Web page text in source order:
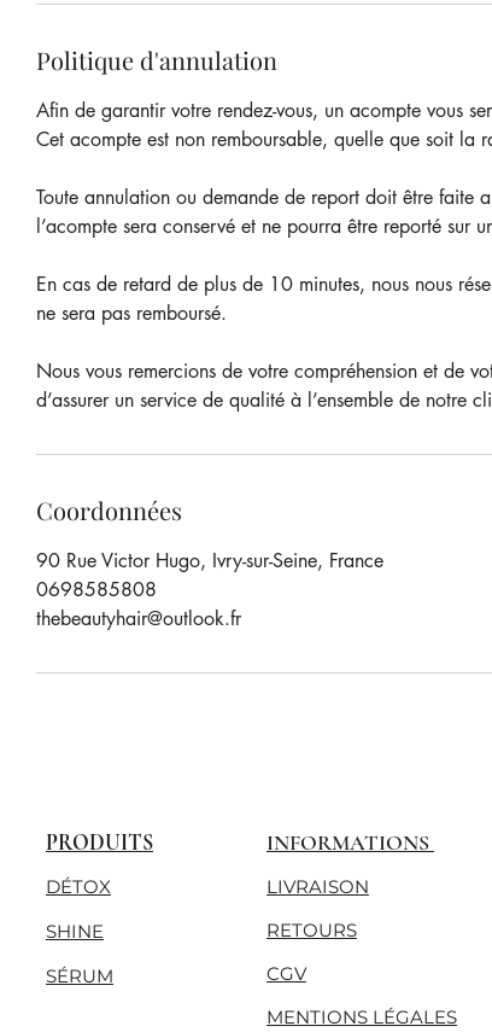
Politique d'annulation
Afin de garantir votre rendez-vous, un acompte vous
Cet acompte est non remboursable, quelle que soit la
Toute annulation ou demande de report doit être faite
l’acompte sera conservé et ne pourra être reporté sur
En cas de retard de plus de 10 minutes, nous nous
ne sera pas remboursé.
Nous vous remercions de votre compréhension et de
d’assurer un service de qualité à l’ensemble de notre
Coordonnées
90 Rue Victor Hugo, Ivry-sur-Seine, France
0698585808
thebeautyhair@outlook.fr
PRODUITS
DÉTOX
SHINE
SÉRUM
INFORMATIONS
LIVRAISON
RETOURS
CGV
MENTIONS LÉGALES